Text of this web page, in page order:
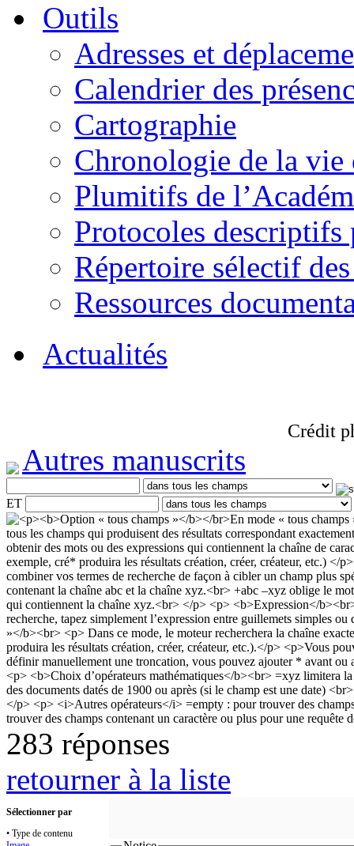
Outils
Adresses et
Calendrier des
Cartographie
Chronologie de la vie
Plumitifs de
Protocoles descriptifs
Répertoire sélectif
Ressources
Actualités
Crédit
Autres manuscrits
ET
283 réponses
retourner à la liste
Sélectionner par
• Type de contenu